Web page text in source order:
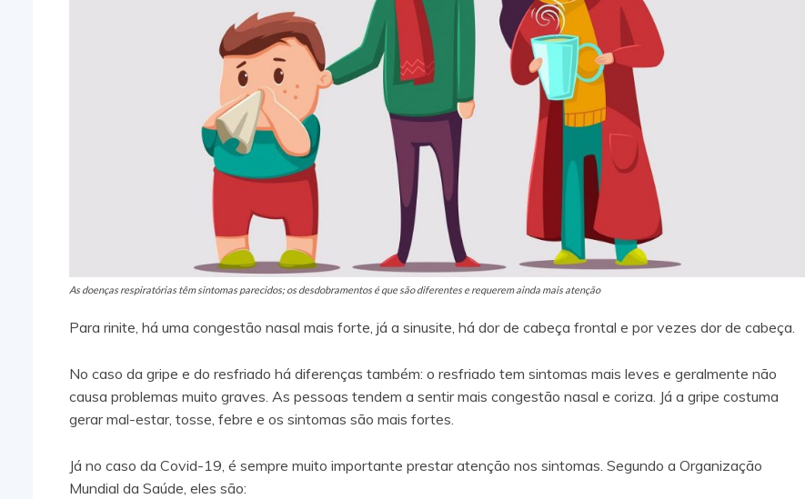
As doenças respiratórias têm sintomas parecidos; os desdobramentos é que são diferentes e requerem ainda mais atenção
Para rinite, há uma congestão nasal mais forte, já a sinusite, há dor de cabeça frontal e por vezes dor de cabeça.
No caso da gripe e do resfriado há diferenças também: o resfriado tem sintomas mais leves e geralmente não
causa problemas muito graves. As pessoas tendem a sentir mais congestão nasal e coriza. Já a gripe costuma
gerar mal-estar, tosse, febre e os sintomas são mais fortes.
Já no caso da Covid-19, é sempre muito importante prestar atenção nos sintomas. Segundo a Organização
Mundial da Saúde, eles são: